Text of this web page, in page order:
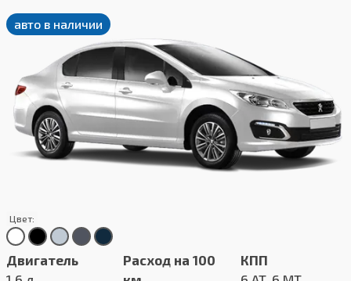
авто в наличии
Цвет:
Двигатель
Расход на 100
КПП